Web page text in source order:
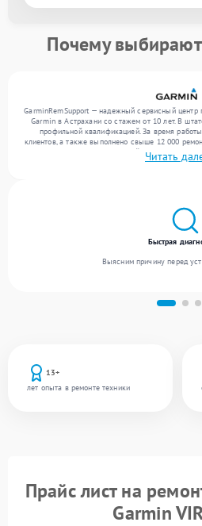
Почему выбирают
GarminRemSupport — надежный сервисный
Garmin в Астрахани со стажем от 10 лет. В
профильной квалификацией. За время
клиентов, а также выполнено свыше 12 000
поступает более 300 обращений, включая , , . Мы
и обеспечиваем надежный результат
Читать
13+
лет опыта в ремонте техники
Быстрая
Выясним причину перед
Прайс лист на
Garmin